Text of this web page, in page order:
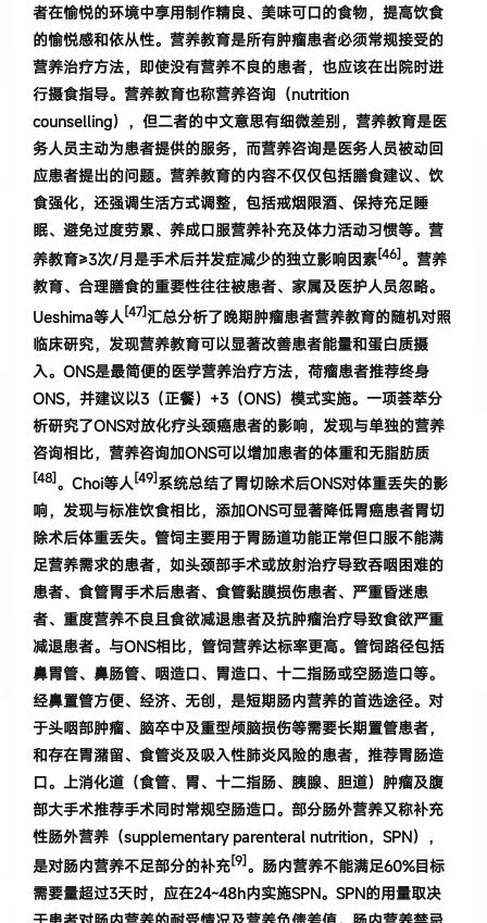
者在愉悦的环境中享用制作精良、美味可口的食物，提高饮食
的愉悦感和依从性。 营养教育是所有肿瘤患者必须常规接受的
营养治疗方法， 即使没有营养不良的患者， 也应该在出院时进
行摄食指导。 营养教育也称营养咨询 （nutrition
counselling）， 但二者的中文意思有细微差别， 营养教育是医
务人员主动为患者提供的服务， 而营养咨询是医务人员被动回
应患者提出的问题。 营养教育的内容不仅仅包括膳食建议、饮
食强化，还强调生活方式调整，包括戒烟限酒、保持充足睡
眠、避免过度劳累、养成口服营养补充及体力活动习惯等。营
养教育≥3次/月是手术后并发症减少的独立影响因素[46] 。营养
教育、合理膳食的重要性往往被患者、家属及医护人员忽略。
Ueshima等人[47] 汇总分析了晚期肿瘤患者营养教育的随机对照
临床研究，发现营养教育可以显著改善患者能量和蛋白质摄
入。 ONS是最简便的医学营养治疗方法，荷瘤患者推荐终身
ONS，并建议以3（正餐）+3（ONS）模式实施。一项荟萃分
析研究了ONS对放化疗头颈癌患者的影响，发现与单独的营养
咨询相比，营养咨询加ONS可以增加患者的体重和无脂肪质
[48] 。Choi等人 [49] 系统总结了胃切除术后ONS对体重丢失的影
响，发现与标准饮食相比，添加ONS可显著降低胃癌患者胃切
除术后体重丢失。 管饲主要用于胃肠道功能正常但口服不能满
足营养需求的患者，如头颈部手术或放射治疗导致吞咽困难的
患者、食管胃手术后患者、食管黏膜损伤患者、严重昏迷患
者、重度营养不良且食欲减退患者及抗肿瘤治疗导致食欲严重
减退患者。与ONS相比，管饲营养达标率更高。管饲路径包括
鼻胃管、鼻肠管、咽造口、胃造口、十二指肠或空肠造口等。
经鼻置管方便、经济、无创，是短期肠内营养的首选途径。对
于头咽部肿瘤、脑卒中及重型颅脑损伤等需要长期置管患者，
和存在胃潴留、食管炎及吸入性肺炎风险的患者，推荐胃肠造
口。上消化道（食管、胃、十二指肠、胰腺、胆道）肿瘤及腹
部大手术推荐手术同时常规空肠造口。 部分肠外营养又称补充
性肠外营养（supplementary parenteral nutrition，SPN），
是对肠内营养不足部分的补充[9] 。肠内营养不能满足60%目标
需要量超过3天时，应在24~48h内实施SPN。SPN的用量取决